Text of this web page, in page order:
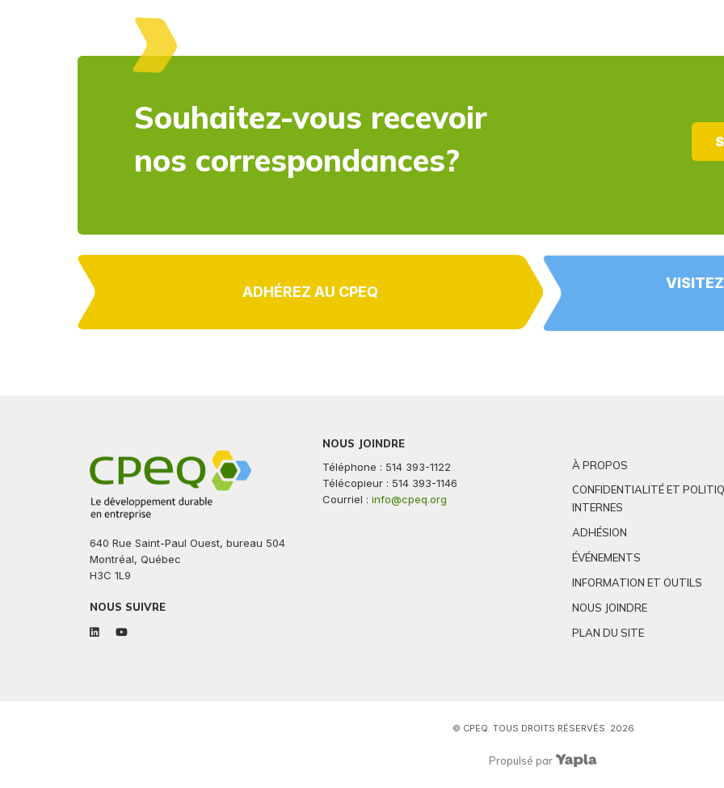
Souhaitez-vous recevoir
nos correspondances?
ADHÉREZ AU CPEQ
640 Rue Saint-Paul Ouest, bureau 504
Montréal, Québec
H3C 1L9
NOUS SUIVRE
linkedinyoutube
NOUS JOINDRE
Téléphone : 514 393-1122
Télécopieur : 514 393-1146
Courriel : info@cpeq.org
À PROPOS
CONFIDENTIALITÉ ET
INTERNES
ADHÉSION
ÉVÉNEMENTS
INFORMATION ET OUTILS
NOUS JOINDRE
PLAN DU SITE
© CPEQ. TOUS DROITS RÉSERVÉS. 2026
Propulsé par